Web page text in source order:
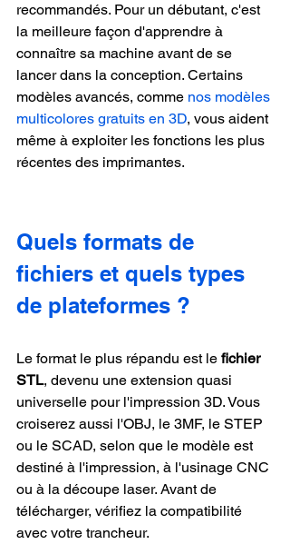
recommandés. Pour un débutant, c'est
la meilleure façon d'apprendre à
connaître sa machine avant de se
lancer dans la conception. Certains
modèles avancés, comme nos modèles
multicolores gratuits en 3D, vous aident
même à exploiter les fonctions les plus
récentes des imprimantes.
Quels formats de
fichiers et quels types
de plateformes ?
Le format le plus répandu est le fichier
STL, devenu une extension quasi
universelle pour l'impression 3D. Vous
croiserez aussi l'OBJ, le 3MF, le STEP
ou le SCAD, selon que le modèle est
destiné à l'impression, à l'usinage CNC
ou à la découpe laser. Avant de
télécharger, vérifiez la compatibilité
avec votre trancheur.